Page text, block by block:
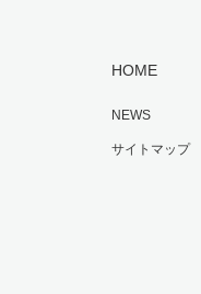
HOME
NEWS
サイトマップ